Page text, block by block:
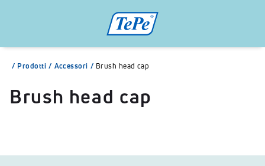
/ Prodotti / Accessori / Brush head cap
Brush head cap